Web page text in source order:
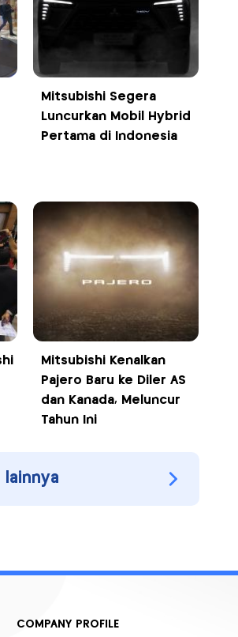
Mitsubishi Segera
Luncurkan Mobil Hybrid
Pertama di Indonesia
Mitsubishi Kenalkan
Pajero Baru ke Diler AS
dan Kanada, Meluncur
Tahun Ini